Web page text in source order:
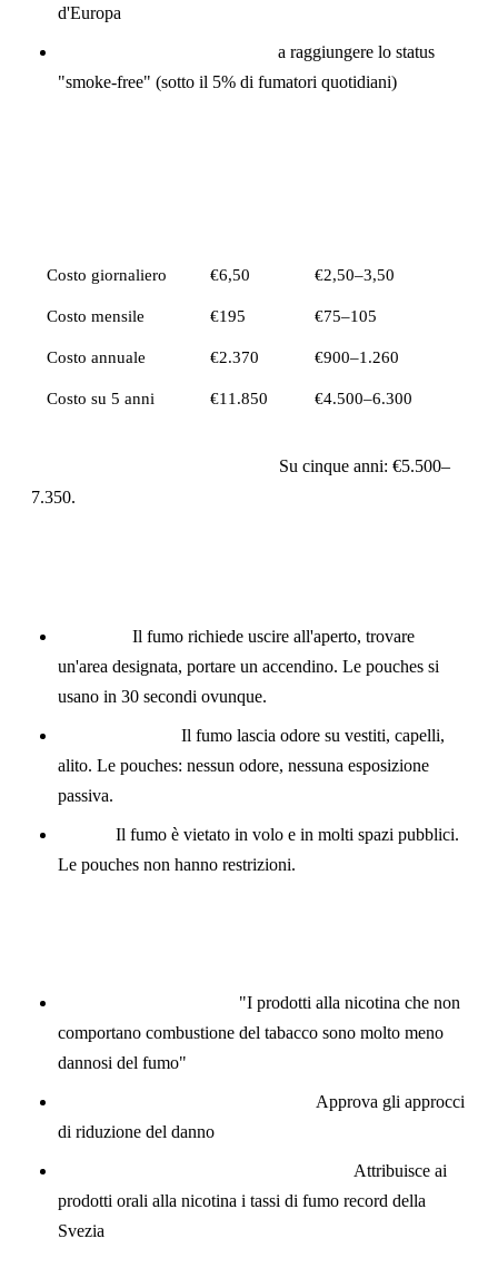
d'Europa
a raggiungere lo status
"smoke-free" (sotto il 5% di fumatori quotidiani)
Costo giornaliero €6,50 €2,50–3,50
Costo mensile €195 €75–105
Costo annuale €2.370 €900–1.260
Costo su 5 anni €11.850 €4.500–6.300
Su cinque anni: €5.500–
7.350.
Il fumo richiede uscire all'aperto, trovare
un'area designata, portare un accendino. Le pouches si
usano in 30 secondi ovunque.
Il fumo lascia odore su vestiti, capelli,
alito. Le pouches: nessun odore, nessuna esposizione
passiva.
Il fumo è vietato in volo e in molti spazi pubblici.
Le pouches non hanno restrizioni.
"I prodotti alla nicotina che non
comportano combustione del tabacco sono molto meno
dannosi del fumo"
Approva gli approcci
di riduzione del danno
Attribuisce ai
prodotti orali alla nicotina i tassi di fumo record della
Svezia